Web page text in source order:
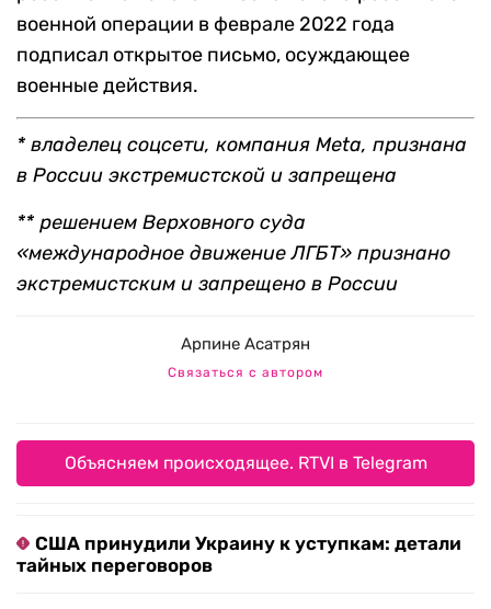
военной операции в феврале 2022 года
подписал открытое письмо, осуждающее
военные действия.
* владелец соцсети, компания Meta, признана
в России экстремистской и запрещена
** решением Верховного суда
«международное движение ЛГБТ» признано
экстремистским и запрещено в России
Арпине Асатрян
Связаться с автором
Объясняем происходящее. RTVI в Telegram
США принудили Украину к уступкам: детали
тайных переговоров